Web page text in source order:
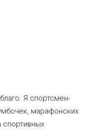
Я спортсмен-
марафонских
спортивных